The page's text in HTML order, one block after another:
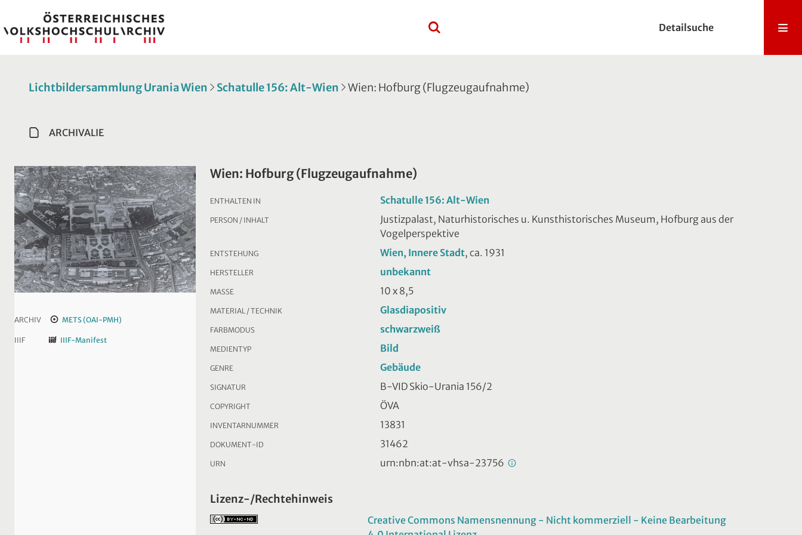
Detailsuche
Lichtbildersammlung Urania Wien Schatulle 156: Alt-Wien Wien: Hofburg (Flugzeugaufnahme)
ARCHIVALIE
ARCHIV METS (OAI-PMH)
IIIF IIIF-Manifest
Wien: Hofburg (Flugzeugaufnahme)
ENTHALTEN IN Schatulle 156: Alt-Wien
PERSON / INHALT
Justizpalast, Naturhistorisches u. Kunsthistorisches Museum, Hofburg aus der
Vogelperspektive
ENTSTEHUNG Wien, Innere Stadt, ca. 1931
HERSTELLER unbekannt
MASSE 10 x 8,5
MATERIAL / TECHNIK Glasdiapositiv
FARBMODUS schwarzweiß
MEDIENTYP Bild
GENRE Gebäude
SIGNATUR B-VID Skio-Urania 156/2
COPYRIGHT ÖVA
INVENTARNUMMER 13831
DOKUMENT-ID 31462
URN urn:nbn:at:at-vhsa-23756
Lizenz-/Rechtehinweis
Creative Commons Namensnennung - Nicht kommerziell - Keine Bearbeitung